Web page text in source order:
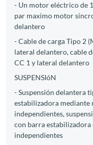
- Un motor eléctrico de
par maximo motor
delantero
- Cable de carga Tipo 2
lateral delantero, cable
CC 1 y lateral delantero
SUSPENSIóN
- Suspensión delantera
estabilizadora mediante
independientes,
con barra
independientes